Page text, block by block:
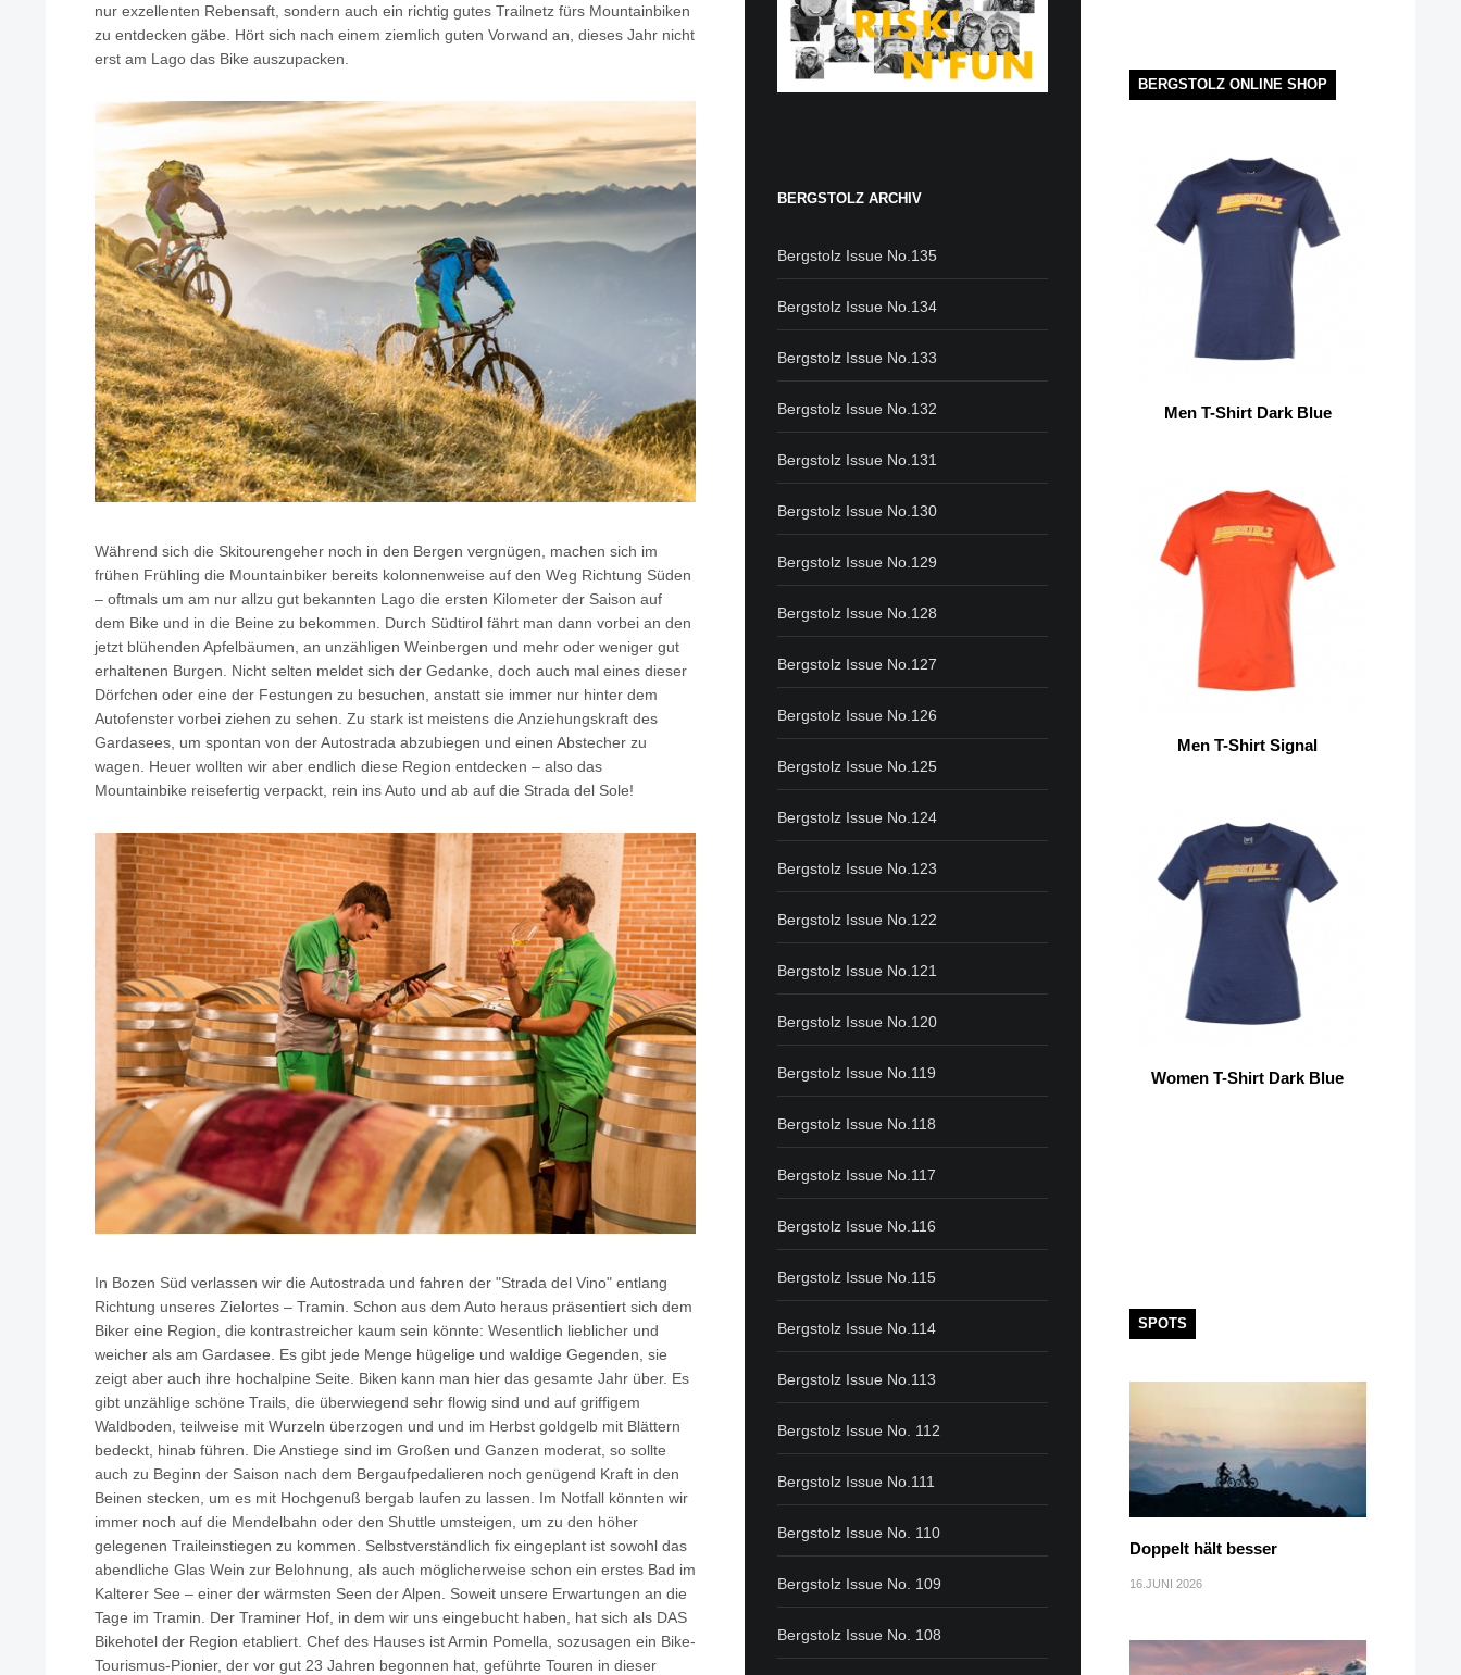
nur exzellenten Rebensaft, sondern auch ein richtig gutes Trailnetz fürs Mountainbiken
zu entdecken gäbe. Hört sich nach einem ziemlich guten Vorwand an, dieses Jahr nicht
erst am Lago das Bike auszupacken.
Während sich die Skitourengeher noch in den Bergen vergnügen, machen sich im
frühen Frühling die Mountainbiker bereits kolonnenweise auf den Weg Richtung Süden
– oftmals um am nur allzu gut bekannten Lago die ersten Kilometer der Saison auf
dem Bike und in die Beine zu bekommen. Durch Südtirol fährt man dann vorbei an den
jetzt blühenden Apfelbäumen, an unzähligen Weinbergen und mehr oder weniger gut
erhaltenen Burgen. Nicht selten meldet sich der Gedanke, doch auch mal eines dieser
Dörfchen oder eine der Festungen zu besuchen, anstatt sie immer nur hinter dem
Autofenster vorbei ziehen zu sehen. Zu stark ist meistens die Anziehungskraft des
Gardasees, um spontan von der Autostrada abzubiegen und einen Abstecher zu
wagen. Heuer wollten wir aber endlich diese Region entdecken – also das
Mountainbike reisefertig verpackt, rein ins Auto und ab auf die Strada del Sole!
In Bozen Süd verlassen wir die Autostrada und fahren der "Strada del Vino" entlang
Richtung unseres Zielortes – Tramin. Schon aus dem Auto heraus präsentiert sich dem
Biker eine Region, die kontrastreicher kaum sein könnte: Wesentlich lieblicher und
weicher als am Gardasee. Es gibt jede Menge hügelige und waldige Gegenden, sie
zeigt aber auch ihre hochalpine Seite. Biken kann man hier das gesamte Jahr über. Es
gibt unzählige schöne Trails, die überwiegend sehr flowig sind und auf griffigem
Waldboden, teilweise mit Wurzeln überzogen und und im Herbst goldgelb mit Blättern
bedeckt, hinab führen. Die Anstiege sind im Großen und Ganzen moderat, so sollte
auch zu Beginn der Saison nach dem Bergaufpedalieren noch genügend Kraft in den
Beinen stecken, um es mit Hochgenuß bergab laufen zu lassen. Im Notfall könnten wir
immer noch auf die Mendelbahn oder den Shuttle umsteigen, um zu den höher
gelegenen Traileinstiegen zu kommen. Selbstverständlich fix eingeplant ist sowohl das
abendliche Glas Wein zur Belohnung, als auch möglicherweise schon ein erstes Bad im
Kalterer See – einer der wärmsten Seen der Alpen. Soweit unsere Erwartungen an die
Tage im Tramin. Der Traminer Hof, in dem wir uns eingebucht haben, hat sich als DAS
Bikehotel der Region etabliert. Chef des Hauses ist Armin Pomella, sozusagen ein Bike-
Tourismus-Pionier, der vor gut 23 Jahren begonnen hat, geführte Touren in dieser
BERGSTOLZ ARCHIV
Bergstolz Issue No.135
Bergstolz Issue No.134
Bergstolz Issue No.133
Bergstolz Issue No.132
Bergstolz Issue No.131
Bergstolz Issue No.130
Bergstolz Issue No.129
Bergstolz Issue No.128
Bergstolz Issue No.127
Bergstolz Issue No.126
Bergstolz Issue No.125
Bergstolz Issue No.124
Bergstolz Issue No.123
Bergstolz Issue No.122
Bergstolz Issue No.121
Bergstolz Issue No.120
Bergstolz Issue No.119
Bergstolz Issue No.118
Bergstolz Issue No.117
Bergstolz Issue No.116
Bergstolz Issue No.115
Bergstolz Issue No.114
Bergstolz Issue No.113
Bergstolz Issue No. 112
Bergstolz Issue No.111
Bergstolz Issue No. 110
Bergstolz Issue No. 109
Bergstolz Issue No. 108
BERGSTOLZ ONLINE SHOP
Men T-Shirt Dark Blue
Men T-Shirt Signal
Women T-Shirt Dark Blue
SPOTS
Doppelt hält besser
16.JUNI 2026